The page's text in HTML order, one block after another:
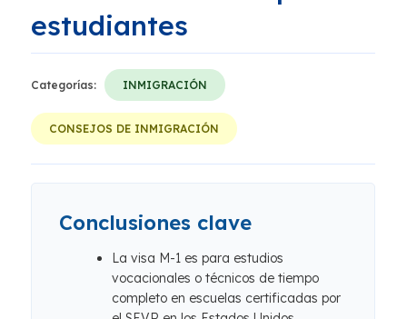
estudiantes
Categorías: INMIGRACIÓN
CONSEJOS DE INMIGRACIÓN
Conclusiones clave
La visa M-1 es para estudios
vocacionales o técnicos de tiempo
completo en escuelas certificadas por